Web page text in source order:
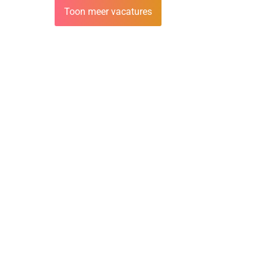
Toon meer vacatures